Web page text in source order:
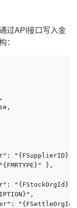
过API接口写入金
"{FSupplierID}"
},
"{FStockOrgId}"